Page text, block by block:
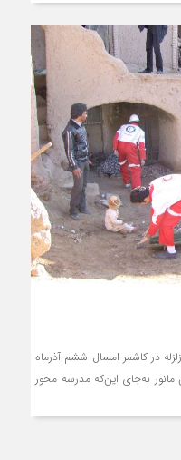
در کاشمر امسال ششم آذرماه
برگزار می‌شود و برخلاف سال‌های گذشته این مانور به‌جای این‎‌که مدرسه محور